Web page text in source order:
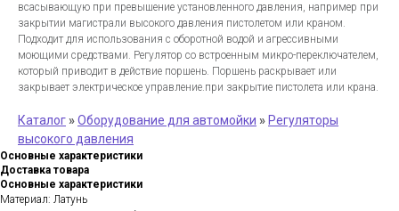
всасывающую при превышение установленного давления, например при
закрытии магистрали высокого давления пистолетом или краном.
Подходит для использования с оборотной водой и агрессивными
моющими средствами. Регулятор со встроенным микро-переключателем,
который приводит в действие поршень. Поршень раскрывает или
закрывает электрическое управление.при закрытие пистолета или крана.
Каталог»Оборудование для автомойки » Регуляторы
высокого давления
Основные характеристики
Доставка товара
Основные характеристики
Материал: Латунь